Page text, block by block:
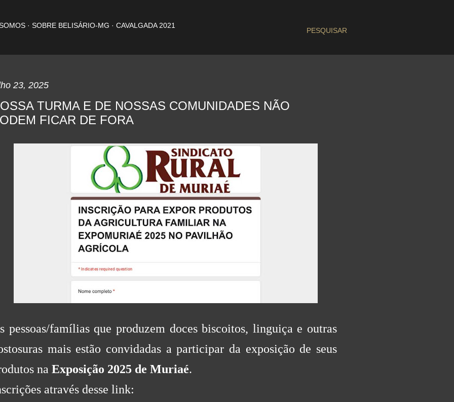
PESQUISAR
SOBRE BELISÁRIO-MG CAVALGADA 2021
23, 2025
TURMA E DE NOSSAS COMUNIDADES NÃO
FICAR DE FORA
pessoas/famílias que produzem doces biscoitos, linguiça e outras
mais estão convidadas a participar da exposição de seus
na Exposição 2025 de Muriaé.
através desse link: